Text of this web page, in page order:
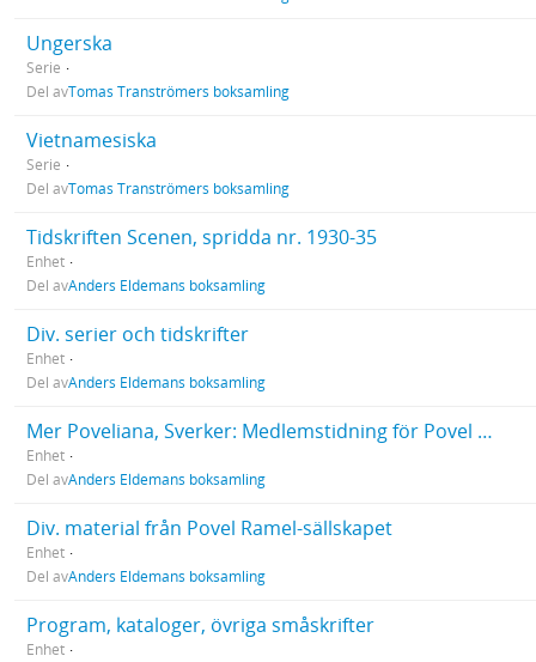
Ungerska
Serie
Del avTomas Tranströmers boksamling
Vietnamesiska
Serie
Del avTomas Tranströmers boksamling
Tidskriften Scenen, spridda nr. 1930-35
Enhet
Del avAnders Eldemans boksamling
Div. serier och tidskrifter
Enhet
Del avAnders Eldemans boksamling
Mer Poveliana, Sverker: Medlemstidning för Povel Ramel-sällskapet. Spridda nr.
Enhet
Del avAnders Eldemans boksamling
Div. material från Povel Ramel-sällskapet
Enhet
Del avAnders Eldemans boksamling
Program, kataloger, övriga småskrifter
Enhet